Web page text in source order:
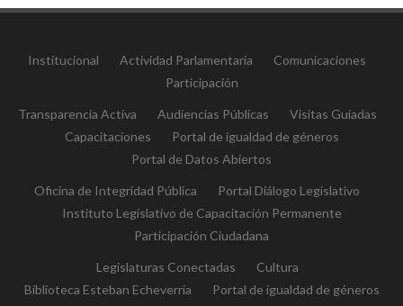
Institucional Actividad Parlamentaria
Comunicaciones
Participación
Transparencia Activa Audiencias Públicas
Visitas Guiadas
Capacitaciones
Portal de igualdad de géneros
Portal de Datos Abiertos
Oficina de Integridad Pública
Portal Diálogo Legislativo
Instituto Legislativo de Capacitación Permanente
Participación Ciudadana
Legislaturas Conectadas
Cultura
Biblioteca Esteban Echeverría
Portal de igualdad de géneros